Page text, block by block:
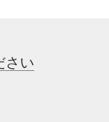
さい